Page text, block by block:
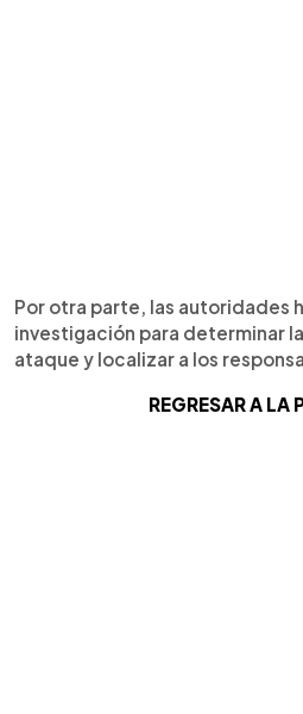
Por otra parte, las autoridades
investigación para determinar
ataque y localizar a los
REGRESAR A LA